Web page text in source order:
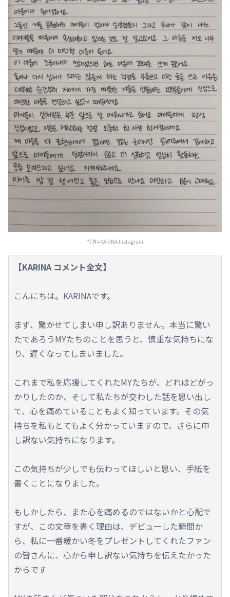
写真=KARINA Instagram
【KARINA コメント全文】
こんにちは。KARINAです。
まず、驚かせてしまい申し訳ありません。本当に驚い
たであろうMYたちのことを思うと、慎重な気持ちにな
り、遅くなってしまいました。
これまで私を応援してくれたMYたちが、どれほどがっ
かりしたのか、そして私たちが交わした話を思い出し
て、心を痛めていることもよく知っています。その気
持ちを私もとてもよく分かっていますので、さらに申
し訳ない気持ちになります。
この気持ちが少しでも伝わってほしいと思い、手紙を
書くことになりました。
もしかしたら、また心を痛めるのではないかと心配で
すが、この文章を書く理由は、デビューした瞬間か
ら、私に一番暖かい冬をプレゼントしてくれたファン
の皆さんに、心から申し訳ない気持ちを伝えたかった
からです